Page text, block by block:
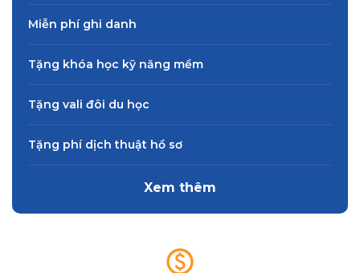
Miễn phí ghi danh
Tặng khóa học kỹ năng mềm
Tặng vali đôi du học
Tặng phí dịch thuật hồ sơ
Xem thêm